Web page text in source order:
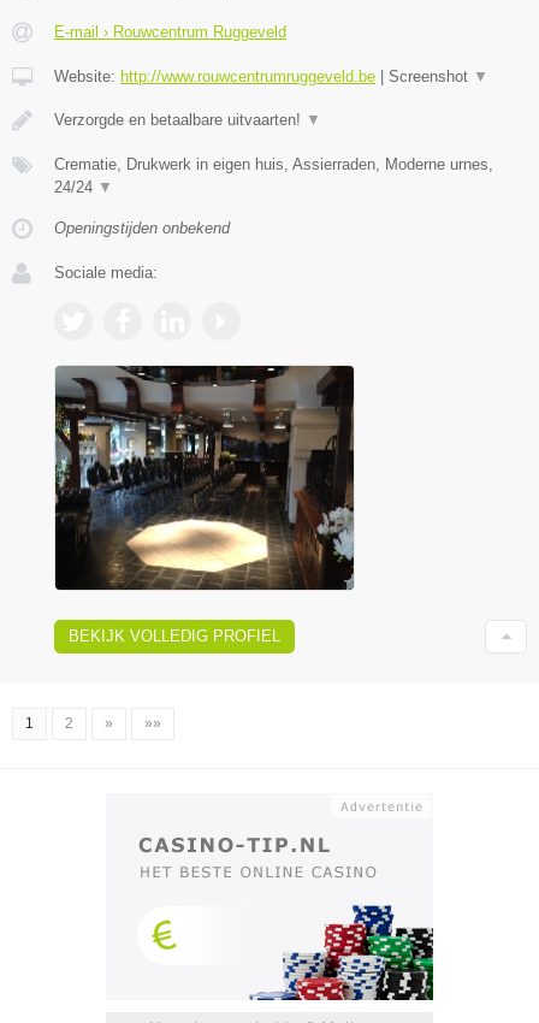
E-mail › Rouwcentrum Ruggeveld
Website: http://www.rouwcentrumruggeveld.be Screenshot ▼
Verzorgde en betaalbare uitvaarten! ▼
Crematie, Drukwerk in eigen huis, Assierraden, Moderne urnes,
24/24 ▼
Openingstijden onbekend
Sociale media:
BEKIJK VOLLEDIG PROFIEL
1 2 » »»